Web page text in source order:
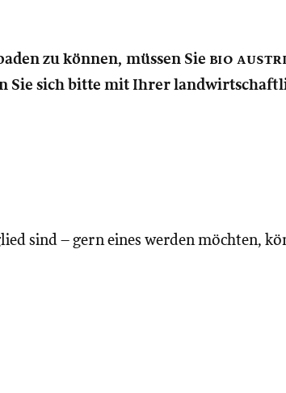
zu können, müssen Sie bio
Sie sich bitte mit Ihrer
sind – gern eines werden möchten,